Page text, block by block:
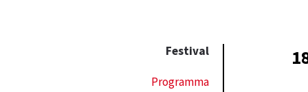
Festival
Programma